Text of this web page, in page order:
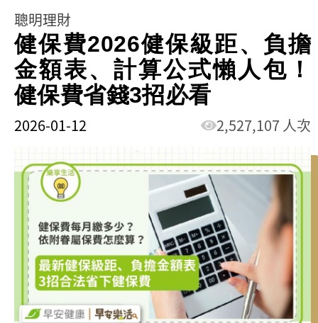
聰明理財
健保費2026健保級距、負擔
金額表、計算公式懶人包！
健保費省錢3招必看
2026-01-12 2,527,107 人次